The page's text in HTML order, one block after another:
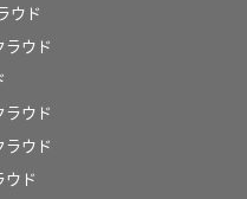
ウド
ラウド
ラウド
ラウド
ウド